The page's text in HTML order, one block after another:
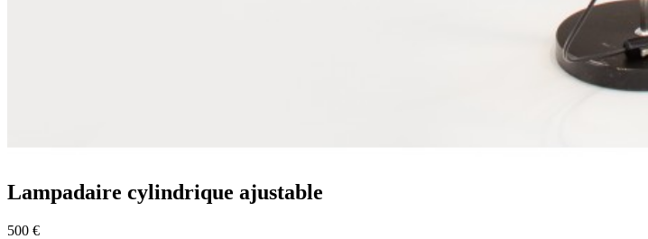
Lampadaire cylindrique ajustable
500 €